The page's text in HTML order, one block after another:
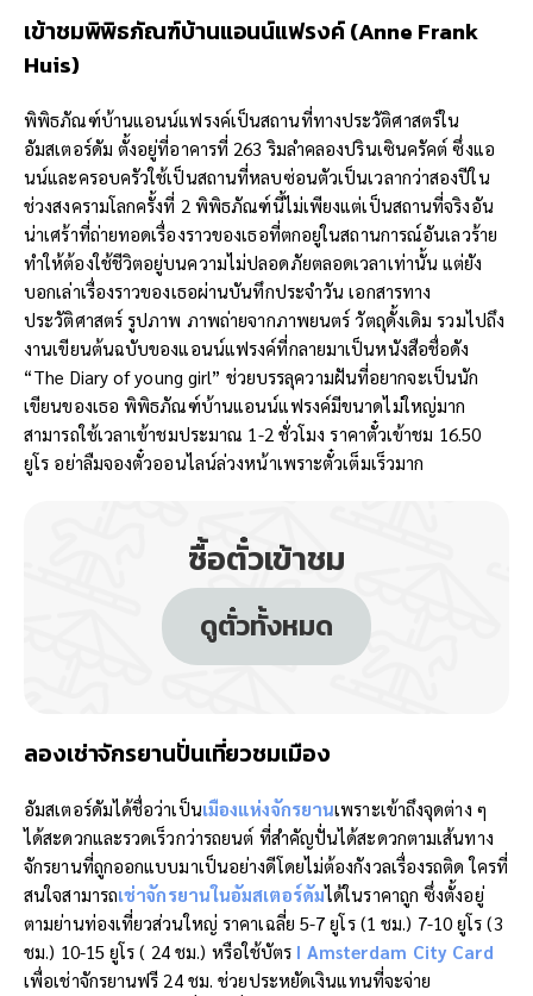
เข้าชมพิพิธภัณฑ์บ้านแอนน์แฟรงค์(Anne Frank
Huis)
พิพิธภัณฑ์บ้านแอนน์แฟรงค์เป็นสถานที่ทางประวัติศาสตร์ใน
อัมสเตอร์ดัม ตั้งอยู่ที่อาคารที่ 263 ริมลำคลองปรินเซินครัคต์ ซึ่งแอ
นน์และครอบครัวใช้เป็นสถานที่หลบซ่อนตัวเป็นเวลากว่าสองปีใน
ช่วงสงครามโลกครั้งที่ 2 พิพิธภัณฑ์นี้ไม่เพียงแต่เป็นสถานที่จริงอัน
น่าเศร้าที่ถ่ายทอดเรื่องราวของเธอที่ตกอยู่ในสถานการณ์อันเลวร้าย
ทำให้ต้องใช้ชีวิตอยู่บนความไม่ปลอดภัยตลอดเวลาเท่านั้น แต่ยัง
บอกเล่าเรื่องราวของเธอผ่านบันทึกประจำวัน เอกสารทาง
ประวัติศาสตร์ รูปภาพ ภาพถ่ายจากภาพยนตร์ วัตถุดั้งเดิม รวมไปถึง
งานเขียนต้นฉบับของแอนน์แฟรงค์ที่กลายมาเป็นหนังสือชื่อดัง
“The Diary of young girl” ช่วยบรรลุความฝันที่อยากจะเป็นนัก
เขียนของเธอ พิพิธภัณฑ์บ้านแอนน์แฟรงค์มีขนาดไม่ใหญ่มาก
สามารถใช้เวลาเข้าชมประมาณ 1-2 ชั่วโมง ราคาตั๋วเข้าชม 16.50
ยูโร อย่าลืมจองตั๋วออนไลน์ล่วงหน้าเพราะตั๋วเต็มเร็วมาก
ซื้อตั๋วเข้าชม
ดูตั๋วทั้งหมด
ลองเช่าจักรยานปั่นเที่ยวชมเมือง
อัมสเตอร์ดัมได้ชื่อว่าเป็นเมืองแห่งจักรยานเพราะเข้าถึงจุดต่าง ๆ
ได้สะดวกและรวดเร็วกว่ารถยนต์ ที่สำคัญปั่นได้สะดวกตามเส้นทาง
จักรยานที่ถูกออกแบบมาเป็นอย่างดีโดยไม่ต้องกังวลเรื่องรถติด ใครที่
สนใจสามารถเช่าจักรยานในอัมสเตอร์ดัมได้ในราคาถูก ซึ่งตั้งอยู่
ตามย่านท่องเที่ยวส่วนใหญ่ ราคาเฉลี่ย 5-7 ยูโร (1 ชม.) 7-10 ยูโร (3
ชม.) 10-15 ยูโร ( 24 ชม.) หรือใช้บัตร I Amsterdam City Card
เพื่อเช่าจักรยานฟรี 24 ชม. ช่วยประหยัดเงินแทนที่จะจ่าย